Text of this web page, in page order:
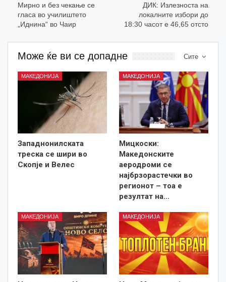
Мирно и без чекање се
гласа во училиштето
„Иднина“ во Чаир
ДИК: Излезноста на
локалните избори до
18:30 часот е 46,65 отсто
Сите
Може ќе ви се допадне
МАКЕДОНИЈА
Западнонилската
треска се шири во
Скопје и Велес
МАКЕДОНИЈА
Мицкоски:
Македонските
аеродроми се
најбрзорастечки во
регионот – тоа е
резултат на…
МАКЕДОНИЈА МАКЕДОНИЈА